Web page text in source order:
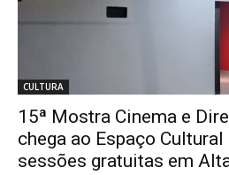
CULTURA
15ª Mostra Cinema e
chega ao Espaço
sessões gratuitas em